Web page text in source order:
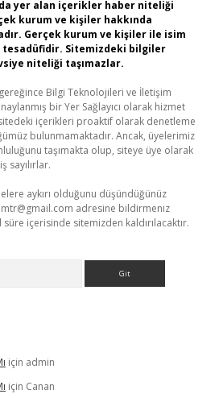
yer alan içerikler haber niteliği
kurum ve kişiler hakkında
Gerçek kurum ve kişiler ile isim
Sitemizdeki bilgiler
niteliği taşımazlar.
gereğince Bilgi Teknolojileri ve İletişim
bir Yer Sağlayıcı olarak hizmet
içerikleri proaktif olarak denetleme
bulunmamaktadır. Ancak, üyelerimiz
taşımakta olup, siteye üye olarak
sayılırlar.
aykırı olduğunu düşündüğünüz
adresine bildirmeniz
içerisinde sitemizden kaldırılacaktır.
için admin
için Canan